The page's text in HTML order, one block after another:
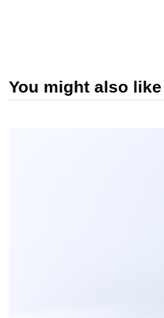
You might also like